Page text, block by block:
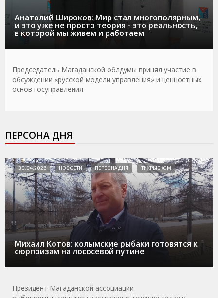
Анатолий Широков: Мир стал многополярным,
и это уже не просто теория - это реальность,
в которой мы живем и работаем
Председатель Магаданской облдумы принял участие в
обсуждении «русской модели управления» и ценностных
основ госуправления
ПЕРСОНА ДНЯ
Михаил Котов: колымские рыбаки готовятся к
сюрпризам на лососевой путине
30.04.2026 НОВОСТИ ПЕРСОНА ДНЯ ТИХРЫБКОМ
Президент Магаданской ассоциации